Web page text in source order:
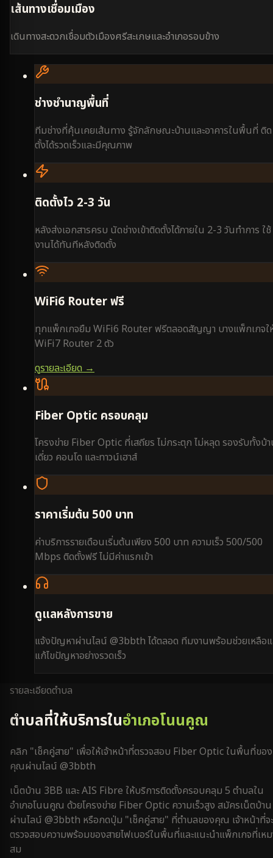
เส้นทางเชื่อมเมือง
เดินทางสะดวกเชื่อมตัวเมืองศรีสะเกษและอำเภอรอบข้าง
ช่างชำนาญพื้นที่
ทีมช่างที่คุ้นเคยเส้นทาง รู้จักลักษณะบ้านและอาคารในพื้นที่ ติด
ตั้งได้รวดเร็วและมีคุณภาพ
ติดตั้งไว 2-3 วัน
หลังส่งเอกสารครบ นัดช่างเข้าติดตั้งได้ภายใน 2-3 วันทำการ ใช้
งานได้ทันทีหลังติดตั้ง
WiFi6 Router ฟรี
ทุกแพ็กเกจยืม WiFi6 Router ฟรีตลอดสัญญา บางแพ็กเกจใ
WiFi7 Router 2 ตัว
ดูรายละเอียด →
Fiber Optic ครอบคลุม
โครงข่าย Fiber Optic ที่เสถียร ไม่กระตุก ไม่หลุด รองรับทั้งบ้
เดี่ยว คอนโด และทาวน์เฮาส์
ราคาเริ่มต้น 500 บาท
ค่าบริการรายเดือนเริ่มต้นเพียง 500 บาท ความเร็ว 500/500
Mbps ติดตั้งฟรี ไม่มีค่าแรกเข้า
ดูแลหลังการขาย
แจ้งปัญหาผ่านไลน์ @3bbth ได้ตลอด ทีมงานพร้อมช่วยเหลือแ
แก้ไขปัญหาอย่างรวดเร็ว
รายละเอียดตำบล
ตำบลที่ให้บริการในอำเภอโนนคูณ
คลิก "เช็คคู่สาย" เพื่อให้เจ้าหน้าที่ตรวจสอบ Fiber Optic ในพื้นที่ของ
คุณผ่านไลน์ @3bbth
เน็ตบ้าน 3BB และ AIS Fibre ให้บริการติดตั้งครอบคลุม 5 ตำบลใน
อำเภอโนนคูณ ด้วยโครงข่าย Fiber Optic ความเร็วสูง สมัครเน็ตบ้าน
ผ่านไลน์ @3bbth หรือกดปุ่ม "เช็คคู่สาย" ที่ตำบลของคุณ เจ้าหน้าที่จะ
ตรวจสอบความพร้อมของสายไฟเบอร์ในพื้นที่และแนะนำแพ็กเกจที่เหม
สม